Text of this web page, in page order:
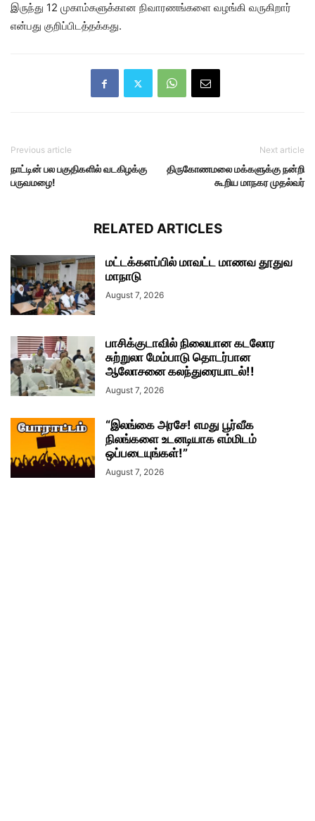
இருந்து 12 முகாம்களுக்கான நிவாரணங்களை வழங்கி வருகிறார்
என்பது குறிப்பிடத்தக்கது.
Previous article
நாட்டின் பல பகுதிகளில் வடகிழக்கு
பருவமழை!
Next article
திருகோணமலை மக்களுக்கு நன்றி
கூறிய மாநகர முதல்வர்
RELATED ARTICLES
மட்டக்களப்பில் மாவட்ட மாணவ தூதுவ
மாநாடு
August 7, 2026
பாசிக்குடாவில் நிலையான கடலோர
சுற்றுலா மேம்பாடு தொடர்பான
ஆலோசனை கலந்துரையாடல்!!
August 7, 2026
“இலங்கை அரசே! எமது பூர்வீக
நிலங்களை உடனடியாக எம்மிடம்
ஒப்படையுங்கள்!”
August 7, 2026